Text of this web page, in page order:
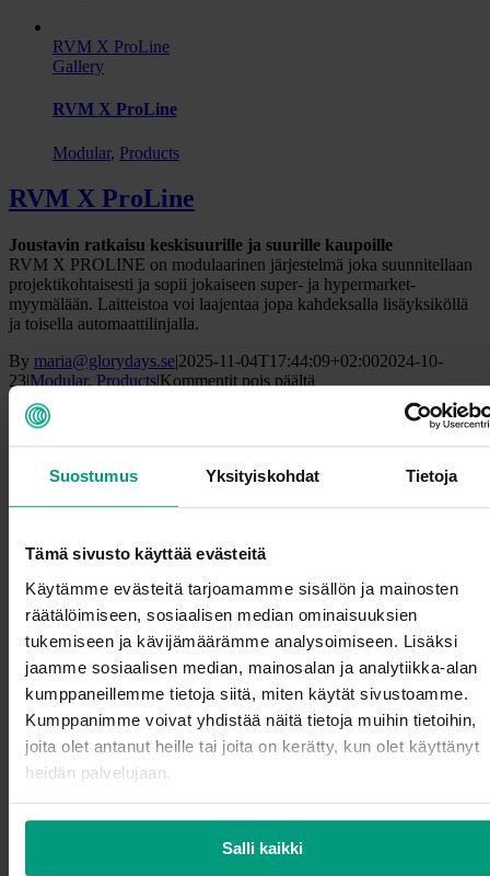
Suostumus Yksityiskohdat Tietoja
Tämä sivusto käyttää evästeitä
Käytämme evästeitä tarjoamamme sisällön ja mainosten
räätälöimiseen, sosiaalisen median ominaisuuksien
tukemiseen ja kävijämäärämme analysoimiseen. Lisäksi
jaamme sosiaalisen median, mainosalan ja analytiikka-alan
kumppaneillemme tietoja siitä, miten käytät sivustoamme.
Kumppanimme voivat yhdistää näitä tietoja muihin tietoihin,
joita olet antanut heille tai joita on kerätty, kun olet käyttänyt
heidän palvelujaan.
Salli kaikki
RVM X ProLine
Gallery
RVM X ProLine
Modular, Products
RVM X ProLine
Joustavin ratkaisu keskisuurille ja suurille kaupoille
RVM X PROLINE on modulaarinen järjestelmä joka suunnitellaan
projektikohtaisesti ja sopii jokaiseen super- ja hypermarket-
myymälään. Laitteistoa voi laajentaa jopa kahdeksalla lisäyksiköllä
ja toisella automaattilinjalla.
By maria@glorydays.se|2025-11-04T17:44:09+02:002024-10-
23|Modular, Products|Kommentit pois päältä
Read More
Gallery
Modular,Products
RVM X ProLine Slim
Täydellinen yhdistelmä kapasiteettia ja tehokasta tilankäyttöä
keskisuurille ja suurille kaupoille
RVM X Proline Slim on keskisuurten ja suurten kauppojen valinta
kun tehokas pullonpalautuslaitteisto pitää mahduttaa kapeaan
pullohuoneseen. Tunnistus- ja käsittelynopeus jopa 60 pakkausta
minuutissa kaikille pakkaustyypeille.